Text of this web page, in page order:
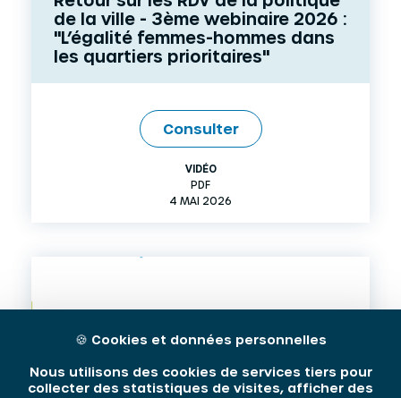
de la ville - 3ème webinaire 2026 :
"L’égalité femmes-hommes dans
les quartiers prioritaires"
Consulter
VIDÉO
PDF
4 MAI 2026
🍪 Cookies et données personnelles
Nous utilisons des cookies de services tiers pour
collecter des statistiques de visites, afficher des